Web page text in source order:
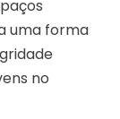
uma forma
no